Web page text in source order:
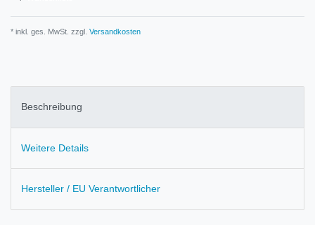
* inkl. ges. MwSt. zzgl. Versandkosten
Beschreibung
Weitere Details
Hersteller / EU Verantwortlicher